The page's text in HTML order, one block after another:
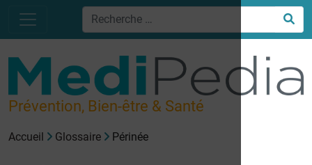
Prévention, Bien-être & Santé
Accueil Glossaire Périnée